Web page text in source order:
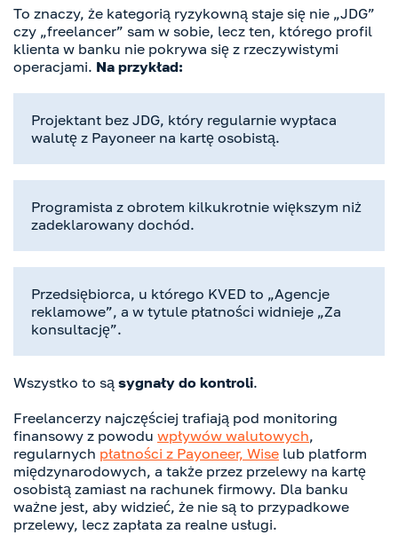
To znaczy, że kategorią ryzykowną staje się nie „JDG”
czy „freelancer” sam w sobie, lecz ten, którego profil
klienta w banku nie pokrywa się z rzeczywistymi
operacjami. Na przykład:
Projektant bez JDG, który regularnie wypłaca
walutę z Payoneer na kartę osobistą.
Programista z obrotem kilkukrotnie większym niż
zadeklarowany dochód.
Przedsiębiorca, u którego KVED to „Agencje
reklamowe”, a w tytule płatności widnieje „Za
konsultację”.
Wszystko to są sygnały do kontroli.
Freelancerzy najczęściej trafiają pod monitoring
finansowy z powodu wpływów walutowych,
regularnych płatności z Payoneer, Wise lub platform
międzynarodowych, a także przez przelewy na kartę
osobistą zamiast na rachunek firmowy. Dla banku
ważne jest, aby widzieć, że nie są to przypadkowe
przelewy, lecz zapłata za realne usługi.